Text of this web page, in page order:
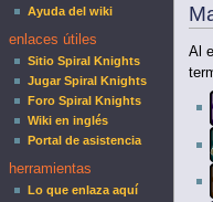
Al
Ayuda del wiki
enlaces útiles
Sitio Spiral Knights
Jugar Spiral Knights
Foro Spiral Knights
Wiki en inglés
Portal de asistencia
herramientas
Lo que enlaza aquí